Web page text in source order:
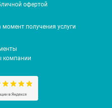
офертой
момент получения услуги
компании